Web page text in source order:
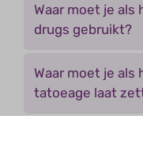
Waar moet je
drugs gebruikt?
Waar moet je
tatoeage laat
Waar moet je